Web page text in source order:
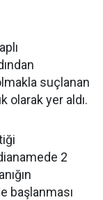
suçlanan
olarak yer aldı.
2
başlanması